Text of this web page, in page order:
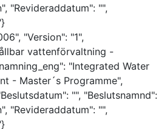
"Revideraddatum": "",
"Version": "1",
vattenförvaltning -
"Integrated Water
- Master´s Programme",
"", "Beslutsnamnd":
"Revideraddatum": "",